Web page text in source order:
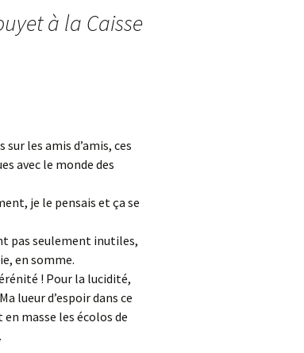
à la Caisse
les amis d’amis, ces
avec le monde des
je le pensais et ça se
pas seulement inutiles,
en somme.
! Pour la lucidité,
lueur d’espoir dans ce
masse les écolos de